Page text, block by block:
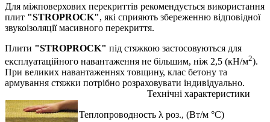
Для міжповерхових перекриттів рекомендується використання
плит "STROPROCK", які сприяють збереженню відповідної
звукоізоляції масивного перекриття.
Плити "STROPROCK" під стяжкою застосовуються для
експлуатаційного навантаження не більшим, ніж 2,5 (кН/м2).
При великих навантаженнях товщину, клас бетону та
армування стяжки потрібно розраховувати індивідуально.
Технічні характеристики
Теплопроводность λ роз., (Вт/м °С)